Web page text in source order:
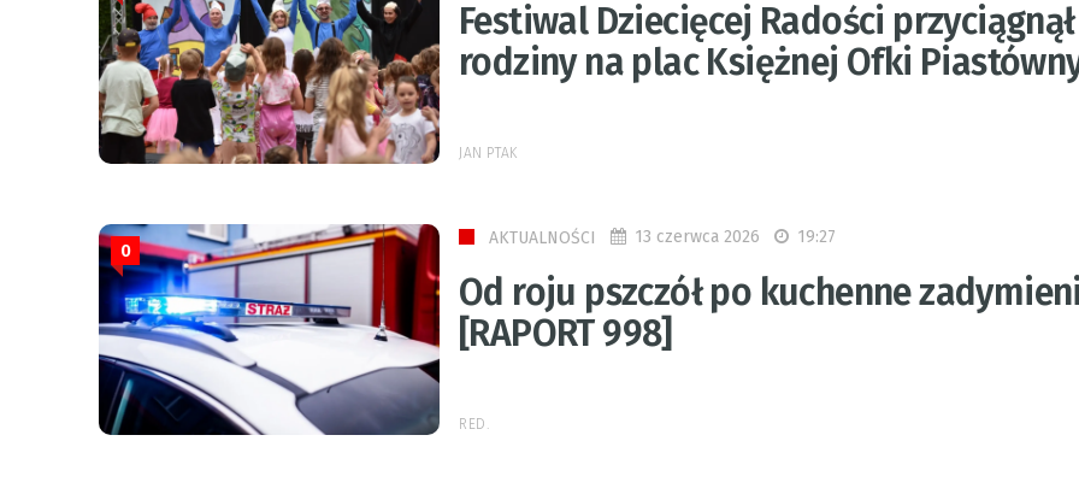
Festiwal Dziecięcej Radości przyciągnął
rodziny na plac Księżnej Ofki
JAN PTAK
AKTUALNOŚCI 13 czerwca 2026 19:27
Od roju pszczół po kuchenne
[RAPORT 998]
0
RED.